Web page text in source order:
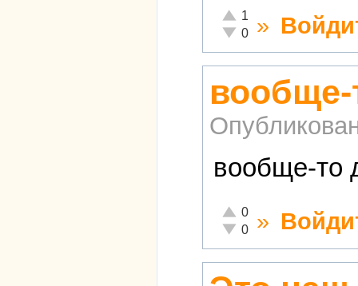
Отлично!
1
Неадекватно!
0 »
вообще-
вообще-то
Отлично!
0
Неадекватно!
0 »